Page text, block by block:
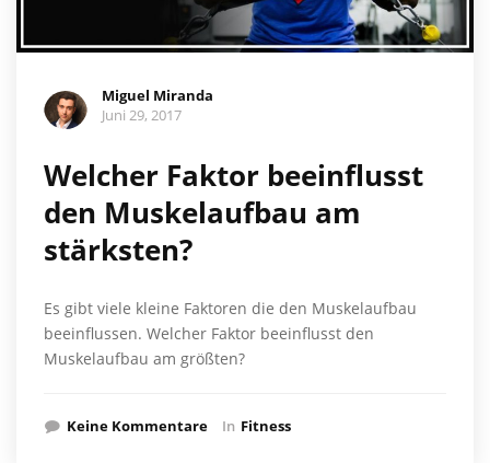
Miguel Miranda
Juni 29, 2017
Welcher Faktor beeinflusst
den Muskelaufbau am
stärksten?
Es gibt viele kleine Faktoren die den Muskelaufbau
beeinflussen. Welcher Faktor beeinflusst den
Muskelaufbau am größten?
Keine Kommentare In Fitness